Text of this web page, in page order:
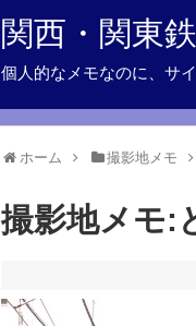
関西・関東
個人的なメモなのに、サ
ホーム 撮影地メモ
撮影地メモ: